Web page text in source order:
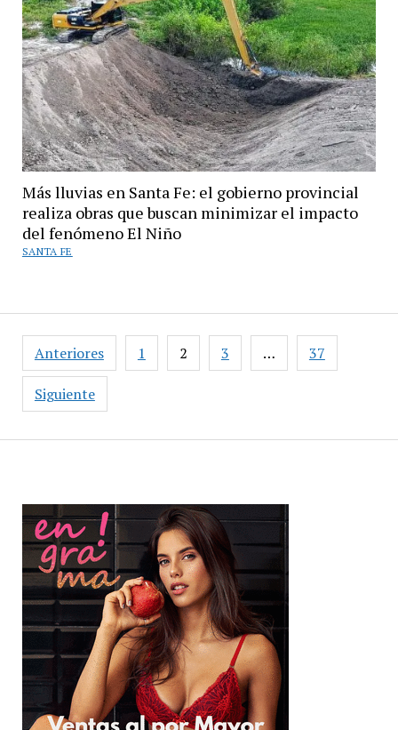
Más lluvias en Santa Fe: el gobierno provincial
realiza obras que buscan minimizar el impacto
del fenómeno El Niño
SANTA FE
Paginación
de
entradas
Anteriores 1 2 3 … 37
Siguiente